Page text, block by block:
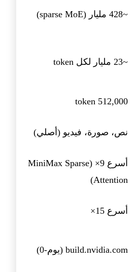
~428 مليار (sparse MoE)
~23 مليار لكل token
512,000 token
نص، صورة، فيديو (أصلي)
أسرع 9× (MiniMax Sparse
Attention)
أسرع 15×
build.nvidia.com (يوم-0)